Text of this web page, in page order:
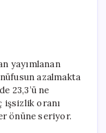
Eğitim
ve
İstihdam
Dışında:
Verici
yayımlanan
azalmakta
23,3’ü ne
işsizlik oranı
önüne seriyor.